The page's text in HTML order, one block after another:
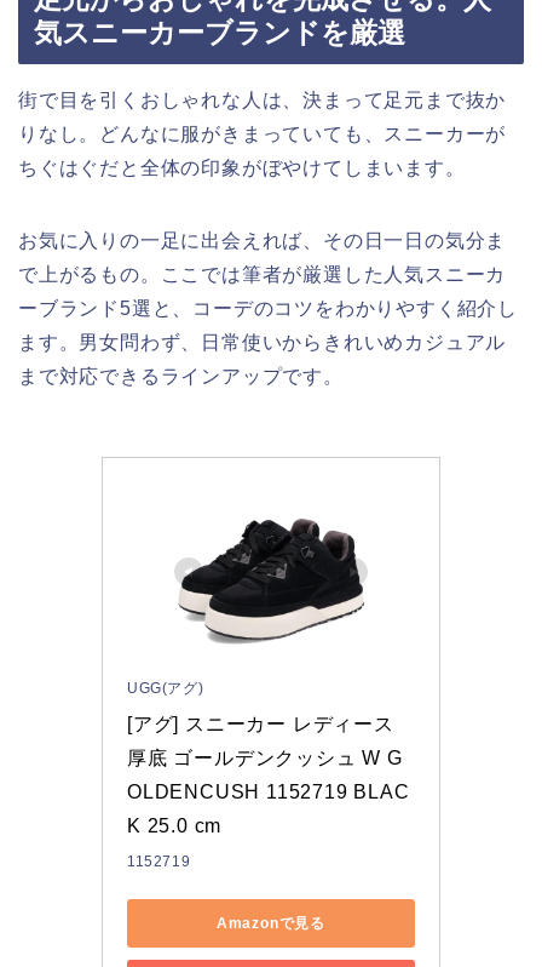
気スニーカーブランドを厳選
街で目を引くおしゃれな人は、決まって足元まで抜か
りなし。どんなに服がきまっていても、スニーカーが
ちぐはぐだと全体の印象がぼやけてしまいます。
お気に入りの一足に出会えれば、その日一日の気分ま
で上がるもの。ここでは筆者が厳選した人気スニーカ
ーブランド5選と、コーデのコツをわかりやすく紹介し
ます。男女問わず、日常使いからきれいめカジュアル
まで対応できるラインアップです。
UGG(アグ)
[アグ] スニーカー レディース
厚底 ゴールデンクッシュ W G
OLDENCUSH 1152719 BLAC
K 25.0 cm
1152719
Amazonで見る